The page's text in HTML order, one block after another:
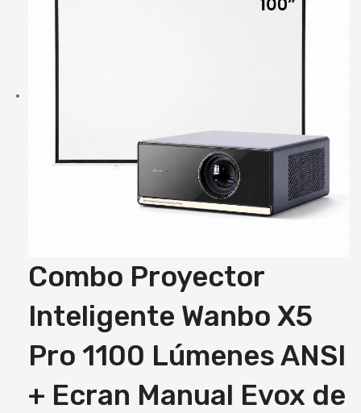
Combo Proyector
Inteligente Wanbo X5
Pro 1100 Lúmenes ANSI
+ Ecran Manual Evox de